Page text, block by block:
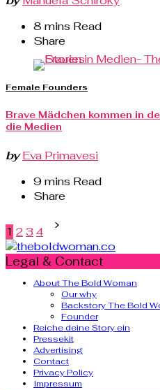
8 mins Read
Share
Female Founders
Brave Mädchen kommen in
die Medien
by Eva Primavesi
9 mins Read
Share
Posts
pagination
1 234
Legal & Contact
About The Bold Woman
Our why
Backstory The Bold
Founder
Reiche deine Story ein
Pressekit
Advertising
Contact
Privacy Policy
Impressum